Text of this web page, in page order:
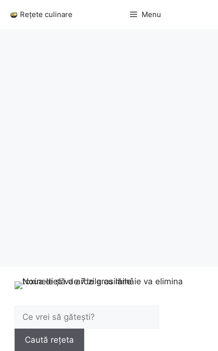
Rețete culinare Menu
Caută:
Caută rețeta